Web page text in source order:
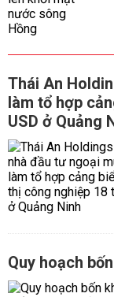
Thái An
làm tổ hợp
USD ở Quảng
Quy hoạch